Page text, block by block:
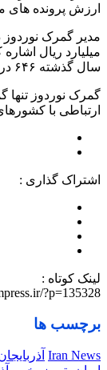
ارزش پرونده های متشکله را ۱۴
میلیارد ریال
سال گذشته ۶۴۶ درصد رشد داشته است.
گمرک نوردوز تنها
ارتباطی با
اشتراک گذاری :
لینک کوتاه :
?p=135328
برچسب ها
Iran News